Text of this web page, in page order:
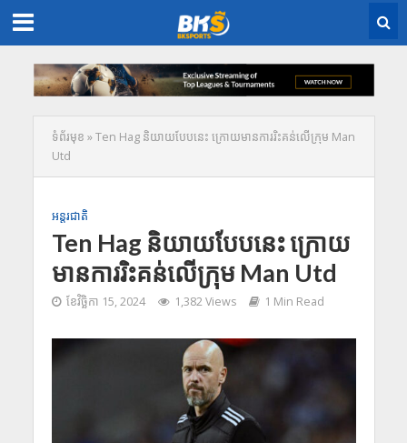
ទំព័រមុខ »Ten Hag និយាយបែបនេះ ក្រោយមានការរិះគន់លើក្រុម Man
Utd
អន្តរជាតិ
Ten Hag និយាយបែបនេះ ក្រោយ
មានការរិះគន់លើក្រុម Man Utd
ខែ​វិច្ឆិកា 15, 2024 1,382 Views 1 Min Read